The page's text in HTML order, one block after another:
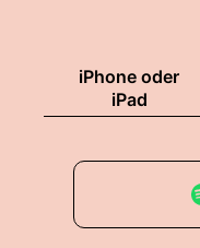
iPhone oder
iPad